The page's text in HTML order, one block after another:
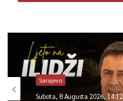
Sarajevo
Subota, 8 Augusta 2026, 14:12